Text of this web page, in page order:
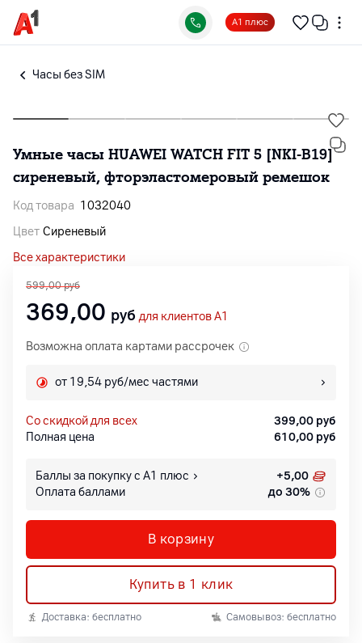
А1 плюс
Часы без SIM
Умные часы HUAWEI WATCH FIT 5 [NKI-B19]
сиреневый, фторэластомеровый ремешок
Код товара 1032040
Цвет Сиреневый
Все характеристики
599,00 руб
369,00 руб для клиентов A1
Возможна оплата картами рассрочек
от 19,54 руб/мес частями
со скидкой для всех 399,00 руб
Полная цена
610,00 руб
Баллы за покупку с А1 плюс +5,00
Оплата баллами
до 30%
В корзину
Купить в 1 клик
Доставка: бесплатно Самовывоз: бесплатно